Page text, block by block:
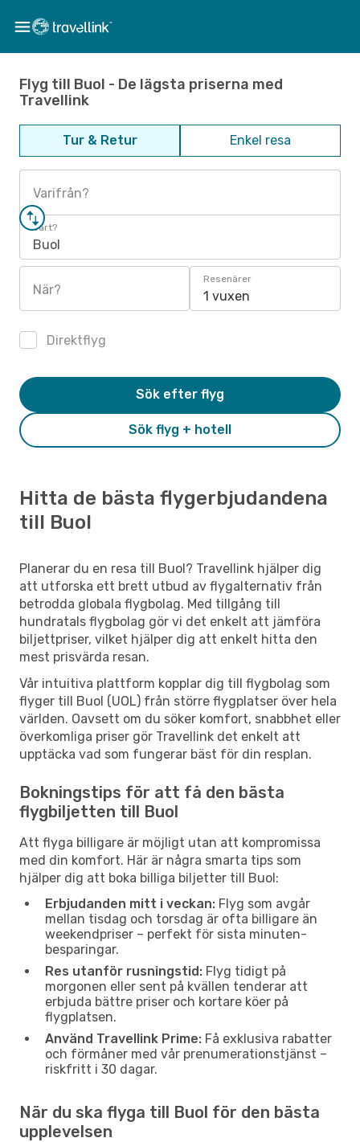
Flyg till Buol - De lägsta priserna med
Travellink
Tur & Retur Enkel resa
Varifrån?
Vart?
Buol
När?
Resenärer
1 vuxen
Direktflyg
Sök flyg + hotell
Sök efter flyg
Hitta de bästa flygerbjudandena
till Buol
Planerar du en resa till Buol? Travellink hjälper dig
att utforska ett brett utbud av flygalternativ från
betrodda globala flygbolag. Med tillgång till
hundratals flygbolag gör vi det enkelt att jämföra
biljettpriser, vilket hjälper dig att enkelt hitta den
mest prisvärda resan.
Vår intuitiva plattform kopplar dig till flygbolag som
flyger till Buol (UOL) från större flygplatser över hela
världen. Oavsett om du söker komfort, snabbhet eller
överkomliga priser gör Travellink det enkelt att
upptäcka vad som fungerar bäst för din resplan.
Bokningstips för att få den bästa
flygbiljetten till Buol
Att flyga billigare är möjligt utan att kompromissa
med din komfort. Här är några smarta tips som
hjälper dig att boka billiga biljetter till Buol:
Erbjudanden mitt i veckan: Flyg som avgår
mellan tisdag och torsdag är ofta billigare än
weekendpriser – perfekt för sista minuten-
besparingar.
Res utanför rusningstid: Flyg tidigt på
morgonen eller sent på kvällen tenderar att
erbjuda bättre priser och kortare köer på
flygplatsen.
Använd Travellink Prime: Få exklusiva rabatter
och förmåner med vår prenumerationstjänst –
riskfritt i 30 dagar.
När du ska flyga till Buol för den bästa
upplevelsen